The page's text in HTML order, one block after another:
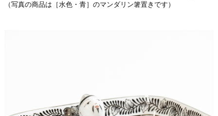
（写真の商品は［水色・青］のマンダリン箸置きです）